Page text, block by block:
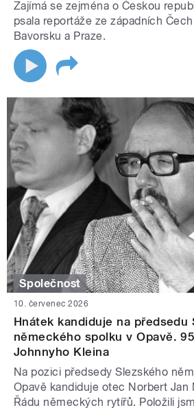
Zajímá se zejména o Českou
psala reportáže ze západních
Bavorsku a Praze.
Společnost
10. červenec 2026
Hnátek kandiduje na předsedu
německého spolku v Opavě.
Johnnyho Kleina
Na pozici předsedy Slezského
Opavě kandiduje otec Norbert Jan
Řádu německých rytířů. Položili